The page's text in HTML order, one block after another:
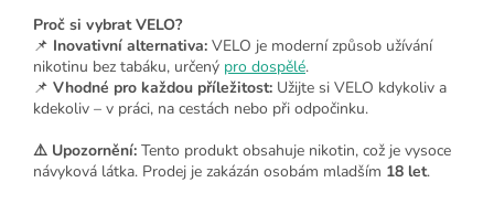
Proč si vybrat VELO?
📌 Inovativní alternativa: VELO je moderní způsob užívání
nikotinu bez tabáku, určený pro dospělé.
📌 Vhodné pro každou příležitost: Užijte si VELO kdykoliv a
kdekoliv – v práci, na cestách nebo při odpočinku.
⚠️ Upozornění: Tento produkt obsahuje nikotin, což je vysoce
návyková látka. Prodej je zakázán osobám mladším 18 let.